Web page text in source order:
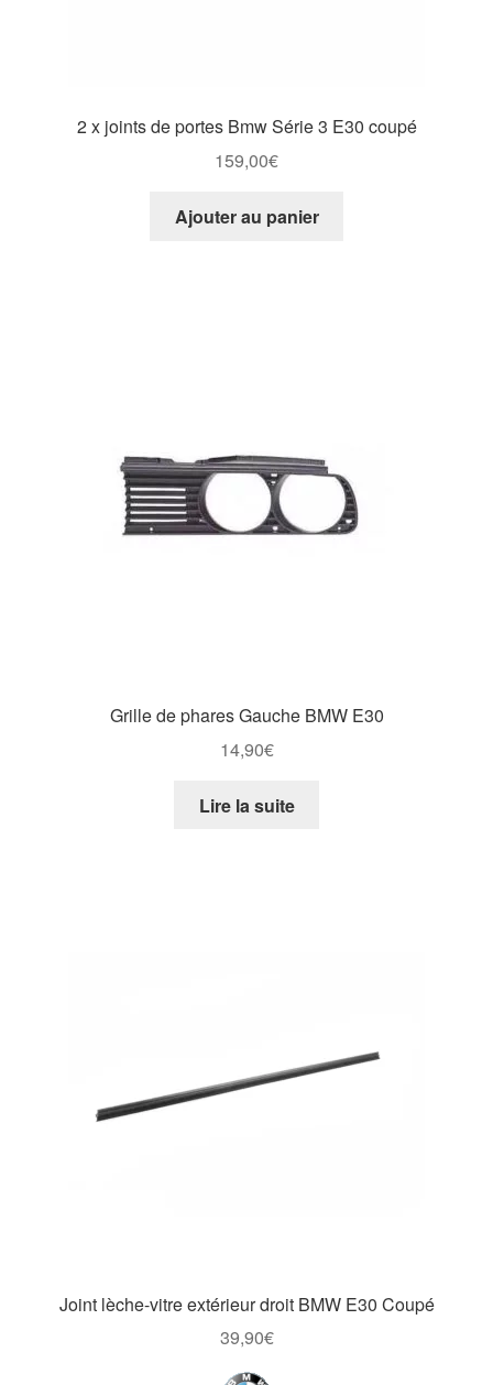
2 x joints de portes Bmw Série 3 E30 coupé
159,00€
Ajouter au panier
Grille de phares Gauche BMW E30
14,90€
Lire la suite
Joint lèche-vitre extérieur droit BMW E30 Coupé
39,90€